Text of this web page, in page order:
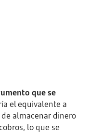
que se
el equivalente a
almacenar dinero
lo que se